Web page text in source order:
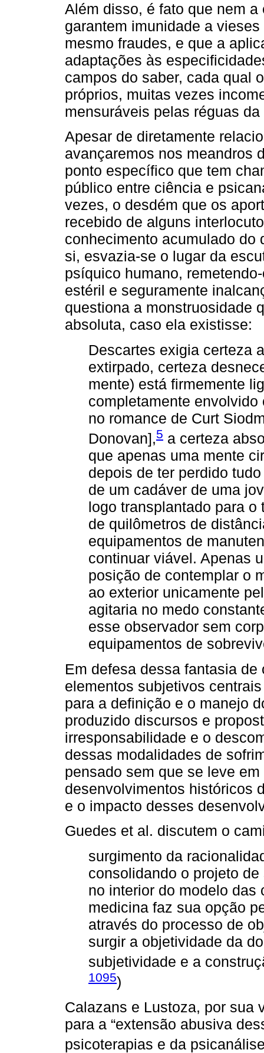
Além disso, é fato que nem
garantem imunidade a
mesmo fraudes, e que a
adaptações às
campos do saber, cada qual
próprios, muitas vezes
mensuráveis pelas réguas
Apesar de diretamente
avançaremos nos meandros
ponto específico que tem
público entre ciência e
vezes, o desdém que os
recebido de alguns
conhecimento acumulado
si, esvazia-se o lugar da
psíquico humano,
estéril e seguramente
questiona a monstruosidade
absoluta, caso ela existisse:
Descartes exigia certeza
extirpado, certeza
mente) está firmemente
completamente
no romance de Curt
Donovan],5 a certeza
que apenas uma mente
depois de ter perdido
de um cadáver de uma
logo transplantado para
de quilômetros de
equipamentos de
continuar viável. Apenas
posição de contemplar o
ao exterior unicamente
agitaria no medo
esse observador sem
equipamentos de
Em defesa dessa fantasia
elementos subjetivos
para a definição e o manejo
produzido discursos e
irresponsabilidade e o
dessas modalidades de
pensado sem que se leve
desenvolvimentos históricos
e o impacto desses
Guedes et al. discutem o
surgimento da
consolidando o projeto
no interior do modelo
medicina faz sua opção
através do processo de
surgir a objetividade da
subjetividade e a
1095)
Calazans e Lustoza, por sua
para a “extensão abusiva
psicoterapias e da